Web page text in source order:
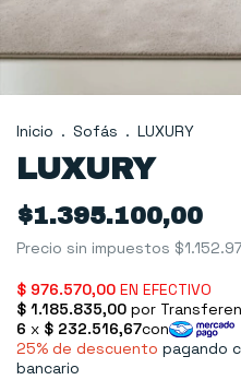
Inicio . Sofás . LUXURY
LUXURY
$1.395.100,00
Precio sin impuestos
25% de descuento pagando
bancario